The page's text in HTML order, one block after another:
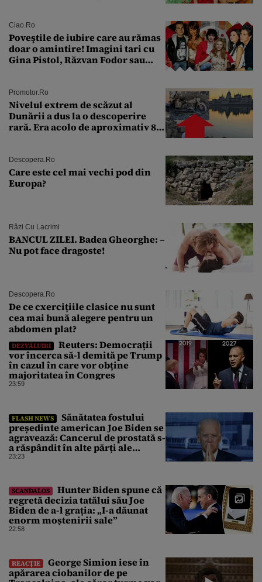
Ciao.ro
Poveştile de iubire care au rămas
doar o amintire! Imagini tari cu
Gina Pistol, Răzvan Fodor sau
Promotor.ro
Nivelul extrem de scăzut al
Dunării a dus la o descoperire
rară. Era acolo de aproximativ 80
Descopera.ro
Care este cel mai vechi pod din
Europa?
Râzi Cu Lacrimi
BANCUL ZILEI. Badea Gheorghe: –
Nu pot face dragoste!
Descopera.ro
De ce cxercițiile clasice nu sunt
cea mai bună alegere pentru un
abdomen plat?
DEZVĂLUIRI
Reuters: Democrații
vor încerca să-l demită pe Trump
în cazul în care vor obține
majoritatea în Congres
23:59
FLASH NEWS
Sănătatea fostului
președinte american Joe Biden se
agravează: Cancerul de prostată s-
a răspândit în alte părți ale
corpului
23:23
SCANDALOS
Hunter Biden spune că
regretă decizia tatălui său Joe
Biden de a-l grația: „I-a dăunat
enorm moștenirii sale”
22:58
REACȚIE
George Simion iese în
apărarea ciobanilor de pe